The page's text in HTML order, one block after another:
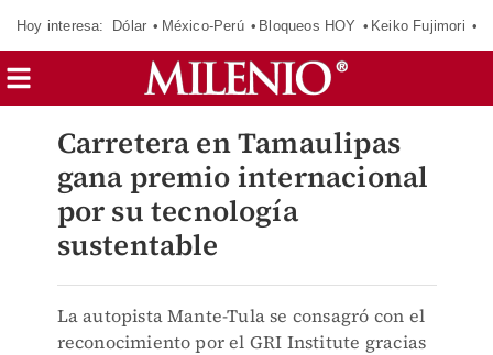
Hoy interesa: Dólar México-Perú Bloqueos HOY Keiko Fujimori
Carretera en Tamaulipas
gana premio internacional
por su tecnología
sustentable
La autopista Mante-Tula se consagró con el
reconocimiento por el GRI Institute gracias